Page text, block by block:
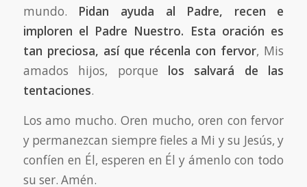
mundo. Pidan ayuda al Padre, recen e
imploren el Padre Nuestro. Esta oración es
tan preciosa, así que récenla con fervor, Mis
amados hijos, porque los salvará de las
tentaciones.
Los amo mucho. Oren mucho, oren con fervor
y permanezcan siempre fieles a Mi y su Jesús, y
confíen en Él, esperen en Él y ámenlo con todo
su ser. Amén.